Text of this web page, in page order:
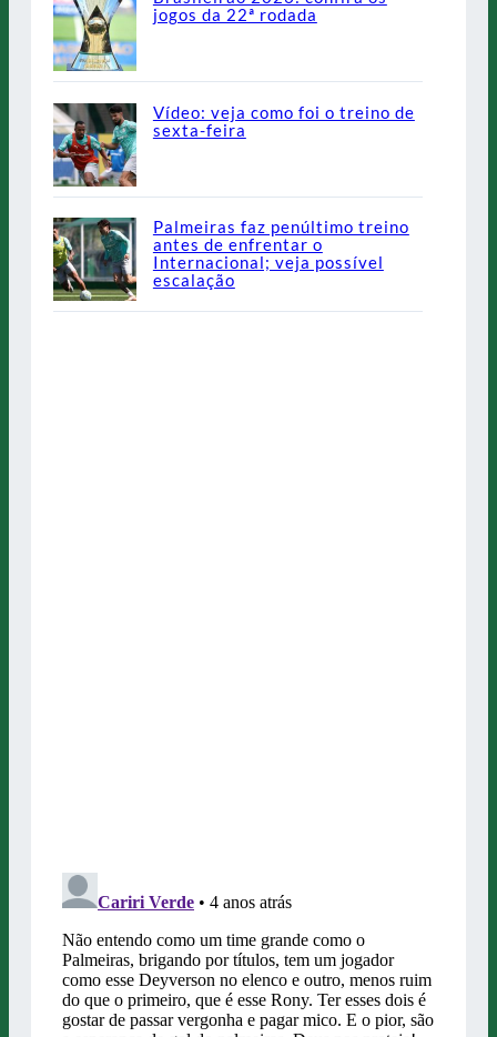
jogos da 22ª rodada
Vídeo: veja como foi o treino de
sexta-feira
Palmeiras faz penúltimo treino
antes de enfrentar o
Internacional; veja possível
escalação